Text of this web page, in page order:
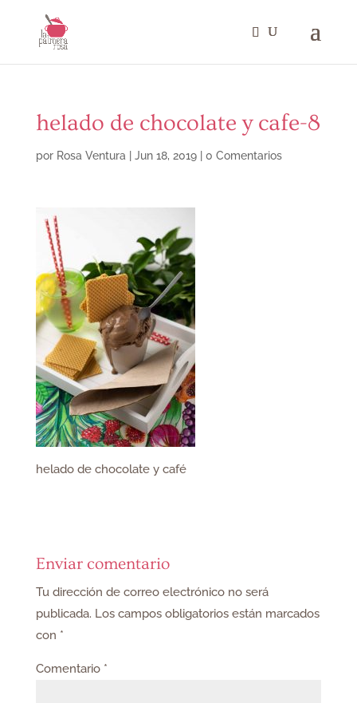
helado de chocolate y cafe-8
por Rosa Ventura Jun 18, 2019| 0 Comentarios
helado de chocolate y café
Enviar comentario
Tu dirección de correo electrónico no será
publicada. Los campos obligatorios están marcados
con *
Comentario *